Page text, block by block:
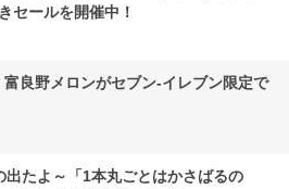
セールを開催中！
良野メロンがセブン‐イレブン限定で
出たよ～「1本丸ごとはかさばるの